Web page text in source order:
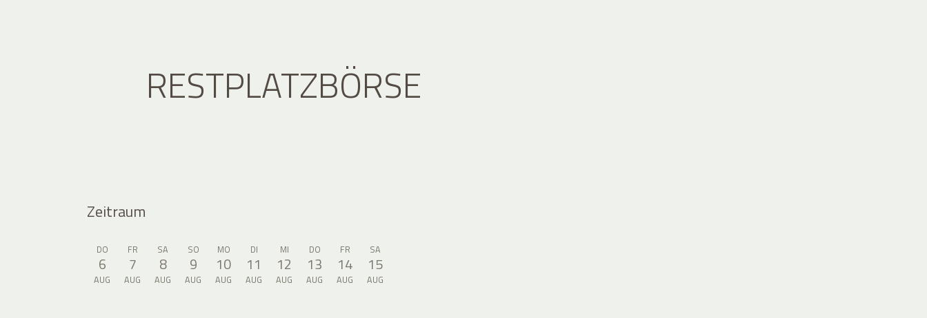
RESTPLATZBÖRSE
Zeitraum
DO
6
AUG
FR
7
AUG
SA
8
AUG
SO
9
AUG
MO
10
AUG
DI
11
AUG
MI
12
AUG
DO
13
AUG
FR
14
AUG
SA
15
AUG